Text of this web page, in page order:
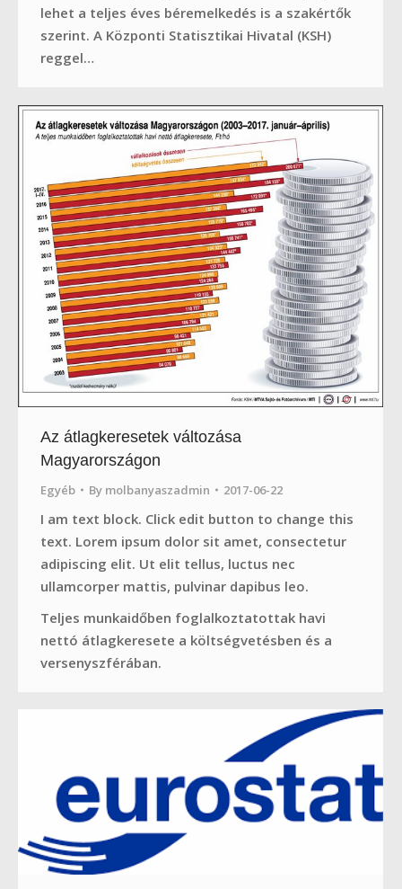
lehet a teljes éves béremelkedés is a szakértők
szerint. A Központi Statisztikai Hivatal (KSH)
reggel…
Az átlagkeresetek változása
Magyarországon
Egyéb By molbanyaszadmin 2017-06-22
I am text block. Click edit button to change this
text. Lorem ipsum dolor sit amet, consectetur
adipiscing elit. Ut elit tellus, luctus nec
ullamcorper mattis, pulvinar dapibus leo.
Teljes munkaidőben foglalkoztatottak havi
nettó átlagkeresete a költségvetésben és a
versenyszférában.